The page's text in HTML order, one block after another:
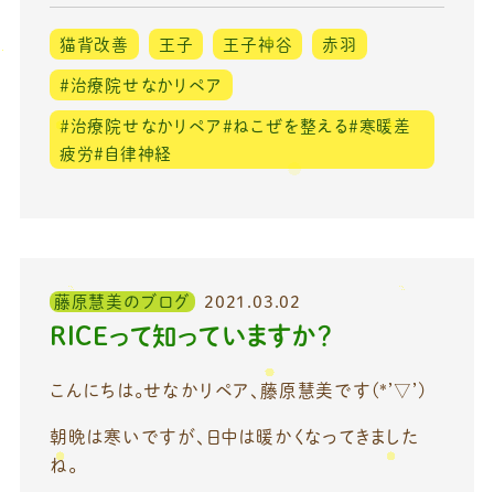
猫背改善 王子 王子神谷 赤羽
＃治療院せなかリペア
＃治療院せなかリペア＃ねこぜを整える＃寒暖差
疲労＃自律神経
藤原慧美のブログ 2021.03.02
RICEって知っていますか？
こんにちは。せなかリペア、藤原慧美です(*’▽’)
朝晩は寒いですが、日中は暖かくなってきました
ね。